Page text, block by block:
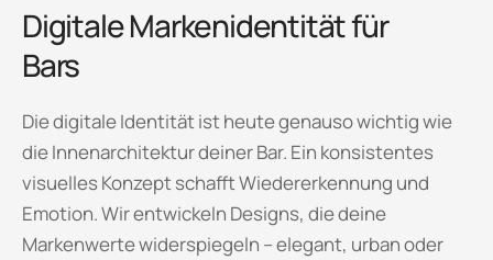
Digitale Markenidentität für
Bars
Die digitale Identität ist heute genauso wichtig wie
die Innenarchitektur deiner Bar. Ein konsistentes
visuelles Konzept schafft Wiedererkennung und
Emotion. Wir entwickeln Designs, die deine
Markenwerte widerspiegeln – elegant, urban oder